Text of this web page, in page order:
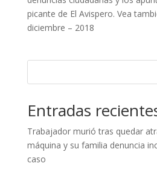
picante de El Avispero. Vea
diciembre – 2018
Entradas
Trabajador murió tras quedar
máquina y su familia denuncia
caso